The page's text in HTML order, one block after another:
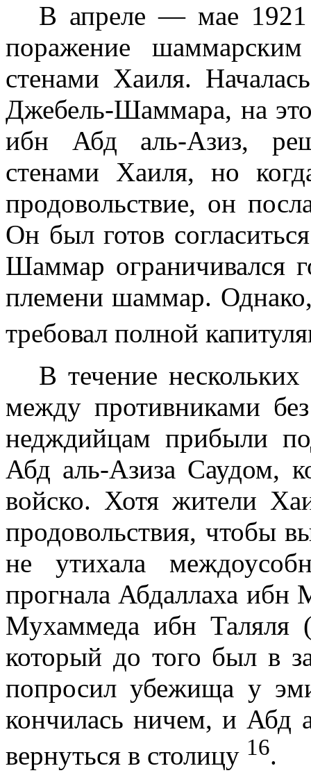
В апреле — мае
поражение
стенами Хаиля.
Джебель-Шаммара, на
ибн Абд аль-Азиз,
стенами Хаиля, но
продовольствие, он
Он был готов
Шаммар ограничивался
племени шаммар.
требовал полной
В течение
между против­никами
недждийцам прибыли
Абд аль-Азиза Саудом,
войско. Хотя жители
продоволь­ствия, чтобы
не утихала
прогнала Абдаллаха ибн
Мухаммеда ибн Таляля
который до того был в
попросил убежища у
кончилась ничем, и Абд
вернуться в столицу 16.